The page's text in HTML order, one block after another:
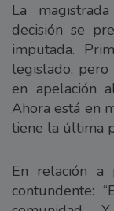
La
decisión se
imputada.
legislado,
en apelación
Ahora está en
tiene la última
En relación a
contundente: